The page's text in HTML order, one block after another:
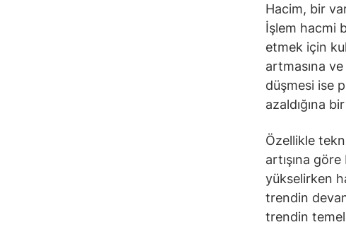
Hacim, bir
İşlem hacmi
etmek için
artmasına
düşmesi ise
azaldığına
Özellikle
artışına
yükselirken
trendin
trendin